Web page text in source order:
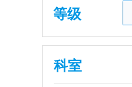
等级
科室